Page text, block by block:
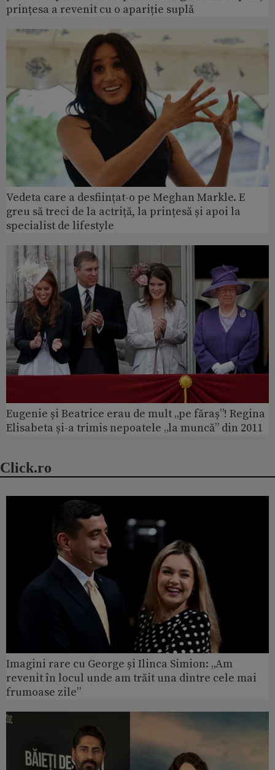
prințesa a revenit cu o apariție suplă
Vedeta care a desființat-o pe Meghan Markle. E
greu să treci de la actriță, la prințesă și apoi la
specialist de lifestyle
Eugenie și Beatrice erau de mult „pe făraș”! Regina
Elisabeta și-a trimis nepoatele „la muncă” din 2011
Click.ro
Imagini rare cu George și Ilinca Simion: „Am
revenit în locul unde am trăit una dintre cele mai
frumoase zile”